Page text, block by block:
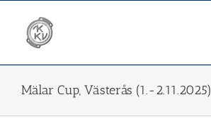
content
Mälar Cup, Västerås (1.-2.11.2025)